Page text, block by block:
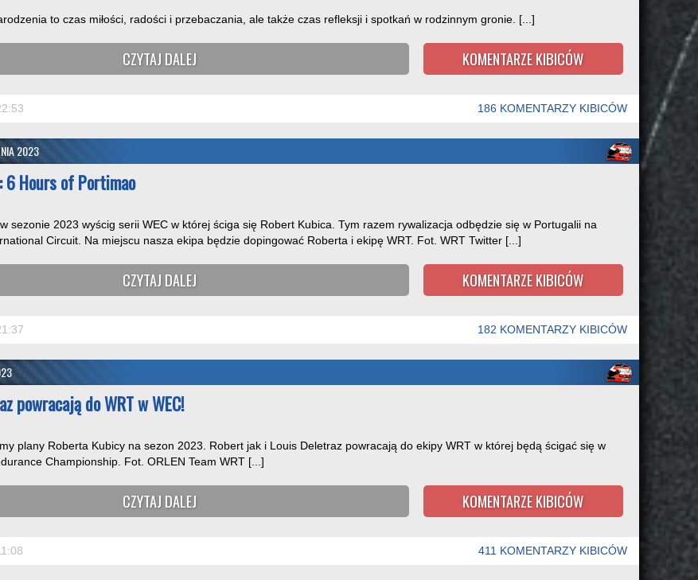
to czas miłości, radości i przebaczania, ale także czas refleksji i spotkań w rodzinnym gronie. [...]
CZYTAJ DALEJ KOMENTARZE KIBICÓW
186 KOMENTARZY KIBICÓW
2023
6 Hours of Portimao
sezonie 2023 wyścig serii WEC w której ściga się Robert Kubica. Tym razem rywalizacja odbędzie się w Portugalii na
Circuit. Na miejscu nasza ekipa będzie dopingować Roberta i ekipę WRT. Fot. WRT Twitter [...]
CZYTAJ DALEJ KOMENTARZE KIBICÓW
182 KOMENTARZY KIBICÓW
powracają do WRT w WEC!
plany Roberta Kubicy na sezon 2023. Robert jak i Louis Deletraz powracają do ekipy WRT w której będą ścigać się w
Championship. Fot. ORLEN Team WRT [...]
CZYTAJ DALEJ KOMENTARZE KIBICÓW
411 KOMENTARZY KIBICÓW